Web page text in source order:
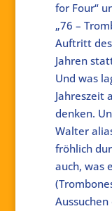
for Four“
„76 –
Auftritt
Jahren
Und was
Jahreszeit
denken.
Walter
fröhlich
auch, was